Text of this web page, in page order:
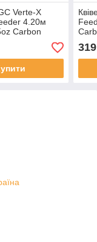
Verte-X
4.20м
Carbon
319